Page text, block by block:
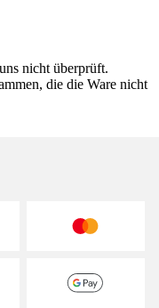
nicht überprüft.
die die Ware nicht